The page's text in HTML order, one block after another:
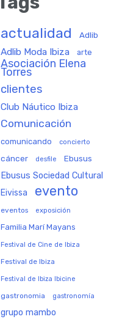
actualidad Adlib
Adlib Moda Ibiza arte
Asociación Elena
Torres
clientes
Club Náutico Ibiza
Comunicación
comunicando concierto
cáncer desfile Ebusus
Ebusus Sociedad Cultural
Eivissa evento
eventos exposición
Familia Marí Mayans
Festival de Cine de Ibiza
Festival de Ibiza
Festival de Ibiza Ibicine
gastronomia gastronomía
grupo mambo